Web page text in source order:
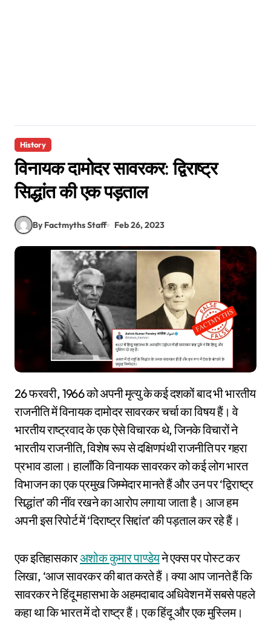
History
विनायक दामोदर सावरकर: द्विराष्ट्र
सिद्धांत की एक पड़ताल
By Factmyths Staff Feb 26, 2023
26 फरवरी, 1966 को अपनी मृत्यु के कई दशकों बाद भी भारतीय
राजनीति में विनायक दामोदर सावरकर चर्चा का विषय हैं। वे
भारतीय राष्ट्रवाद के एक ऐसे विचारक थे, जिनके विचारों ने
भारतीय राजनीति, विशेष रूप से दक्षिणपंथी राजनीति पर गहरा
प्रभाव डाला। हालाँकि विनायक सावरकर को कई लोग भारत
विभाजन का एक प्रमुख जिम्मेदार मानते हैं और उन पर ‘द्विराष्ट्र
सिद्धांत’ की नींव रखने का आरोप लगाया जाता है। आज हम
अपनी इस रिपोर्ट में ‘दिराष्ट्र सिद्दांत’ की पड़ताल कर रहे हैं।
एक इतिहासकारअशोक कुमार पाण्डेयने एक्स पर पोस्ट कर
लिखा, ‘आज सावरकर की बात करते हैं। क्या आप जानते हैं कि
सावरकर ने हिंदू महासभा के अहमदाबाद अधिवेशन में सबसे पहले
कहा था कि भारत में दो राष्ट्र हैं। एक हिंदू और एक मुस्लिम।